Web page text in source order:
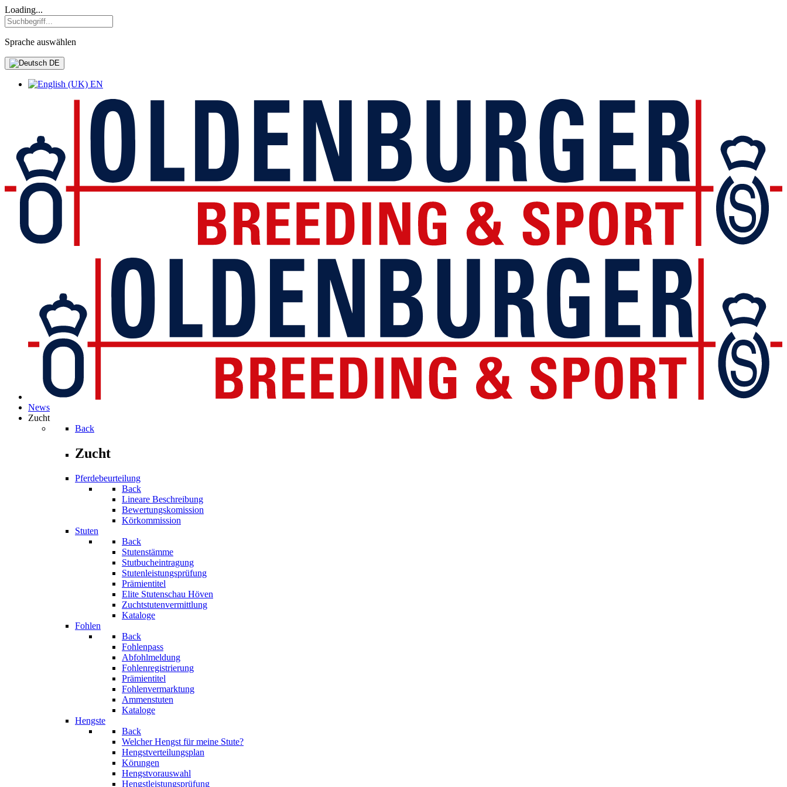
Loading...
Sprache auswählen
DE
EN
News
Zucht
Back
Zucht
Pferdebeurteilung
Back
Lineare Beschreibung
Bewertungskomission
Körkommission
Stuten
Back
Stutenstämme
Stutbucheintragung
Stutenleistungsprüfung
Prämientitel
Elite Stutenschau Höven
Zuchtstutenvermittlung
Kataloge
Fohlen
Back
Fohlenpass
Abfohlmeldung
Fohlenregistrierung
Prämientitel
Fohlenvermarktung
Ammenstuten
Kataloge
Hengste
Back
Welcher Hengst für meine Stute?
Hengstverteilungsplan
Körungen
Hengstvorauswahl
Hengstleistungsprüfung